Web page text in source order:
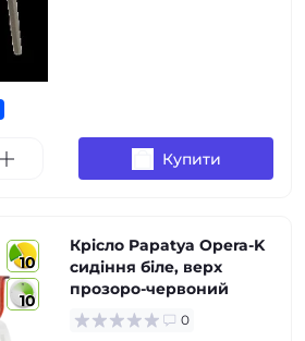
Купити
10
10
Крісло Papatya Opera-K
сидіння біле, верх
прозоро-червоний
0